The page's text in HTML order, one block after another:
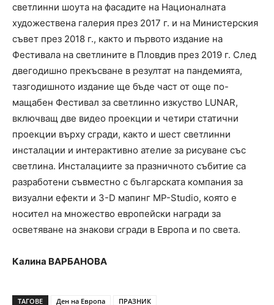
светлинни шоута на фасадите на Националната
художествена галерия през 2017 г. и на Министерския
съвет през 2018 г., както и първото издание на
Фестивала на светлините в Пловдив през 2019 г. След
двегодишно прекъсване в резултат на пандемията,
тазгодишното издание ще бъде част от още по-
мащабен Фестивал за светлинно изкуство LUNAR,
включващ две видео проекции и четири статични
проекции върху сгради, както и шест светлинни
инсталации и интерактивно ателие за рисуване със
светлина. Инсталациите за празничното събитие са
разработени съвместно с българската компания за
визуални ефекти и 3-D мапинг MP-Studio, която е
носител на множество европейски награди за
осветяване на знакови сгради в Европа и по света.
Калина ВАРБАНОВА
ТАГОВЕ Ден на Европа ПРАЗНИК